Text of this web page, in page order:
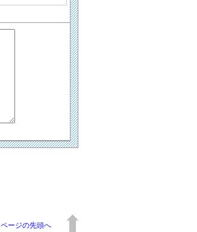
ページの先頭へ